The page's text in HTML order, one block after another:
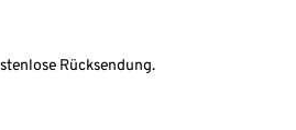
Rücksendung.